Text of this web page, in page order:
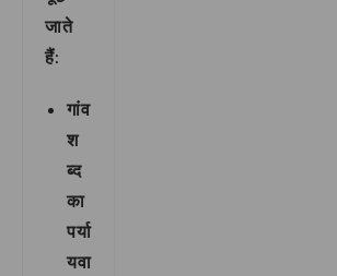
जाते
हैं:
गांव
श
ब्द
का
पर्या
यवा